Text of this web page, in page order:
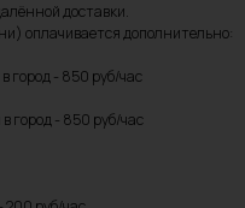
доставки.
оплачивается дополнительно:
город - 850 руб/час
город - 850 руб/час